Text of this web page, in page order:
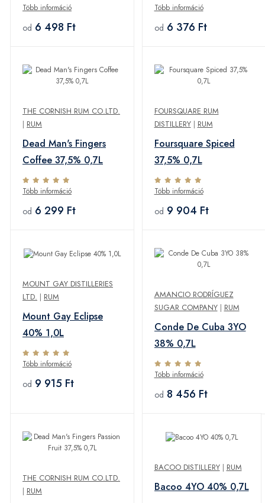
Több információ
od 6 498 Ft
Több információ
od 6 376 Ft
THE CORNISH RUM CO.LTD.
| RUM
Dead Man's Fingers
Coffee 37,5% 0,7L
Több információ
od 6 299 Ft
FOURSQUARE RUM
DISTILLERY| RUM
Foursquare Spiced
37,5% 0,7L
Több információ
od 9 904 Ft
MOUNT GAY DISTILLERIES
LTD. | RUM
Mount Gay Eclipse
40% 1,0L
Több információ
od 9 915 Ft
AMANCIO RODRÍGUEZ
SUGAR COMPANY| RUM
Conde De Cuba 3YO
38% 0,7L
Több információ
od 8 456 Ft
THE CORNISH RUM CO.LTD.
| RUM
BACOO DISTILLERY| RUM
Bacoo 4YO 40% 0,7L